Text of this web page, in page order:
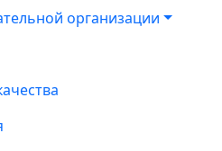
организации